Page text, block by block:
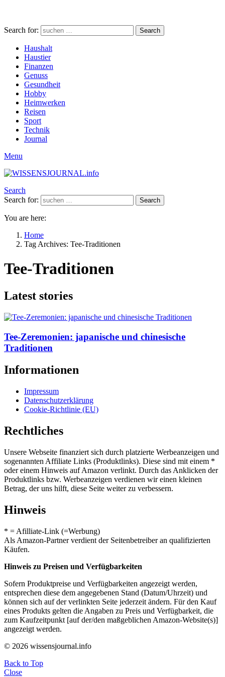
Search for: Search
Haushalt
Haustier
Finanzen
Genuss
Gesundheit
Hobby
Heimwerken
Reisen
Sport
Technik
Journal
Menu
Search
Search for:
Search
You are here:
Home
Tag Archives: Tee-Traditionen
Tee-Traditionen
Latest stories
Tee-Zeremonien: japanische und chinesische
Traditionen
Informationen
Impressum
Datenschutzerklärung
Cookie-Richtlinie (EU)
Rechtliches
Unsere Webseite finanziert sich durch platzierte Werbeanzeigen und
sogenannten Affiliate Links (Produktlinks). Diese sind mit einem *
oder einem Hinweis auf Amazon verlinkt. Durch das Anklicken der
Produktlinks bzw. Werbeanzeigen verdienen wir einen kleinen
Betrag, der uns hilft, diese Seite weiter zu verbessern.
Hinweis
* = Afilliate-Link (=Werbung)
Als Amazon-Partner verdient der Seitenbetreiber an qualifizierten
Käufen.
Hinweis zu Preisen und Verfügbarkeiten
Sofern Produktpreise und Verfügbarkeiten angezeigt werden,
entsprechen diese dem angegebenen Stand (Datum/Uhrzeit) und
können sich auf der verlinkten Seite jederzeit ändern. Für den Kauf
eines Produkts gelten die Angaben zu Preis und Verfügbarkeit, die
zum Kaufzeitpunkt [auf der/den maßgeblichen Amazon-Website(s)]
angezeigt werden.
© 2026 wissensjournal.info
Back to Top
Close